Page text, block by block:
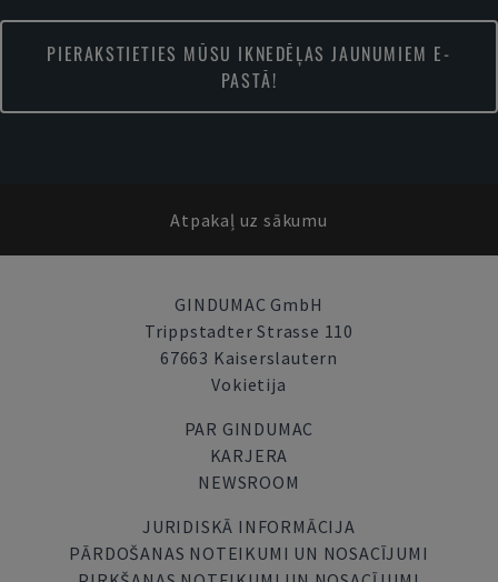
PIERAKSTIETIES MŪSU IKNEDĒĻAS JAUNUMIEM E-
PASTĀ!
Atpakaļ uz sākumu
GINDUMAC GmbH
Trippstadter Strasse 110
67663 Kaiserslautern
Vokietija
PAR GINDUMAC
KARJERA
NEWSROOM
JURIDISKĀ INFORMĀCIJA
PĀRDOŠANAS NOTEIKUMI UN NOSACĪJUMI